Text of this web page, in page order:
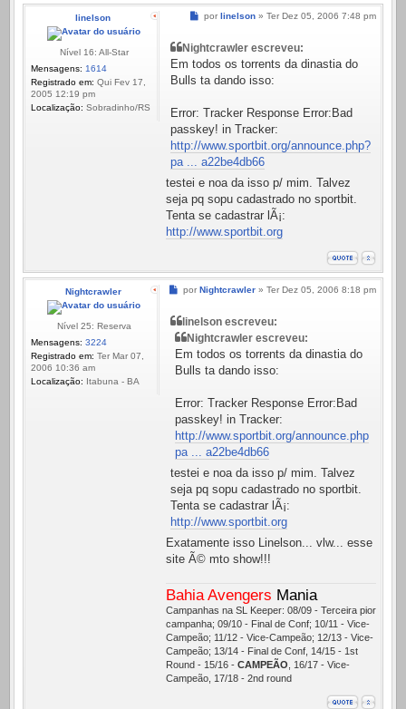
linelson
Nível 16: All-Star
Mensagens: 1614
Registrado em: Qui Fev 17,
2005 12:19 pm
Localização: Sobradinho/RS
Mensagem
por linelson » Ter Dez 05, 2006 7:48 pm
Nightcrawler escreveu:
Em todos os torrents da dinastia do
Bulls ta dando isso:
Error: Tracker Response Error:Bad
passkey! in Tracker:
http://www.sportbit.org/announce.php?
pa ... a22be4db66
testei e noa da isso p/ mim. Talvez
seja pq sopu cadastrado no sportbit.
Tenta se cadastrar lÃ¡:
http://www.sportbit.org
Nightcrawler
Nível 25: Reserva
Mensagens: 3224
Registrado em: Ter Mar 07,
2006 10:36 am
Localização: Itabuna - BA
Mensagem
por Nightcrawler » Ter Dez 05, 2006 8:18 pm
linelson escreveu:
Nightcrawler escreveu:
Em todos os torrents da dinastia do
Bulls ta dando isso:
Error: Tracker Response Error:Bad
passkey! in Tracker:
http://www.sportbit.org/announce.php?
pa ... a22be4db66
testei e noa da isso p/ mim. Talvez
seja pq sopu cadastrado no sportbit.
Tenta se cadastrar lÃ¡:
http://www.sportbit.org
Exatamente isso Linelson... vlw... esse
site Ã© mto show!!!
Bahia Avengers Mania
Campanhas na SL Keeper: 08/09 - Terceira pior
campanha; 09/10 - Final de Conf; 10/11 - Vice-
Campeão; 11/12 - Vice-Campeão; 12/13 - Vice-
Campeão; 13/14 - Final de Conf, 14/15 - 1st
Round - 15/16 - CAMPEÃO , 16/17 - Vice-
Campeão, 17/18 - 2nd round